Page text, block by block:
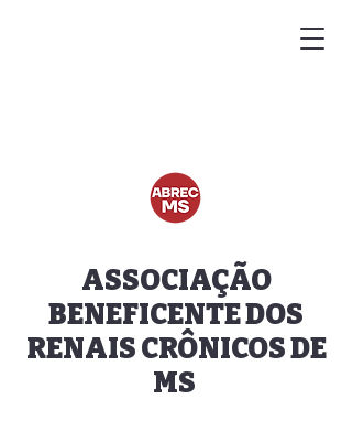
ASSOCIAÇÃO
BENEFICENTE DOS
RENAIS CRÔNICOS DE
MS